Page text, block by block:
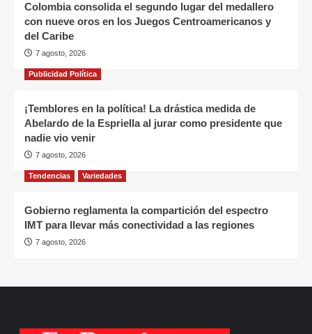
Colombia consolida el segundo lugar del medallero
con nueve oros en los Juegos Centroamericanos y
del Caribe
7 agosto, 2026
Publicidad Política
¡Temblores en la política! La drástica medida de
Abelardo de la Espriella al jurar como presidente que
nadie vio venir
7 agosto, 2026
Tendencias Variedades
Gobierno reglamenta la compartición del espectro
IMT para llevar más conectividad a las regiones
7 agosto, 2026